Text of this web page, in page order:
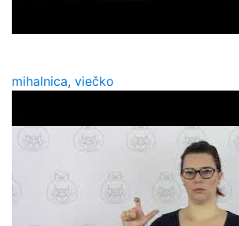
mihalnica, viečko